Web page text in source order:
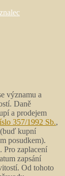
významu a
Daně
a prodejem
357/1992 Sb.,
(buď kupní
posudkem).
. Pro zaplacení
zapsání
Od tohoto